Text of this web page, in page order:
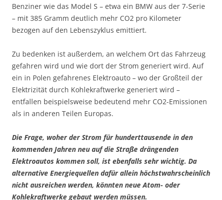
Benziner wie das Model S – etwa ein BMW aus der 7-Serie
– mit 385 Gramm deutlich mehr CO2 pro Kilometer
bezogen auf den Lebenszyklus emittiert.
Zu bedenken ist außerdem, an welchem Ort das Fahrzeug
gefahren wird und wie dort der Strom generiert wird. Auf
ein in Polen gefahrenes Elektroauto – wo der Großteil der
Elektrizität durch Kohlekraftwerke generiert wird –
entfallen beispielsweise bedeutend mehr CO2-Emissionen
als in anderen Teilen Europas.
Die Frage, woher der Strom für hunderttausende in den
kommenden Jahren neu auf die Straße drängenden
Elektroautos kommen soll, ist ebenfalls sehr wichtig. Da
alternative Energiequellen dafür allein höchstwahrscheinlich
nicht ausreichen werden, könnten neue Atom- oder
Kohlekraftwerke gebaut werden müssen.